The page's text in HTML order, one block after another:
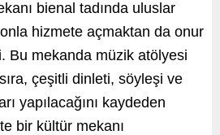
bienal tadında uluslar
hizmete açmaktan da onur
Bu mekanda müzik atölyesi
sıra, çeşitli dinleti, söyleşi ve
yapılacağını kaydeden
bir kültür mekanı